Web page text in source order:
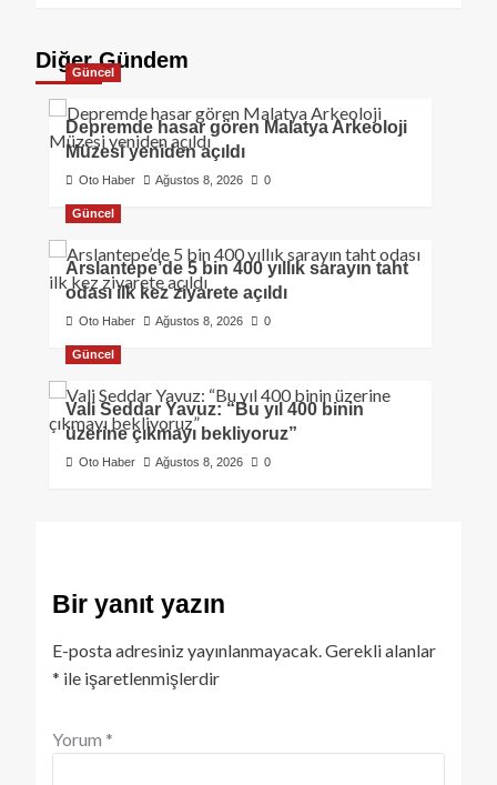
Diğer Gündem
Güncel
Depremde hasar gören Malatya Arkeoloji
Müzesi yeniden açıldı
Oto Haber Ağustos 8, 2026 0
Güncel
Arslantepe’de 5 bin 400 yıllık sarayın taht
odası ilk kez ziyarete açıldı
Oto Haber Ağustos 8, 2026 0
Güncel
Vali Seddar Yavuz: “Bu yıl 400 binin
üzerine çıkmayı bekliyoruz”
Oto Haber Ağustos 8, 2026 0
Bir yanıt yazın
E-posta adresiniz yayınlanmayacak.Gerekli alanlar
* ile işaretlenmişlerdir
Yorum *